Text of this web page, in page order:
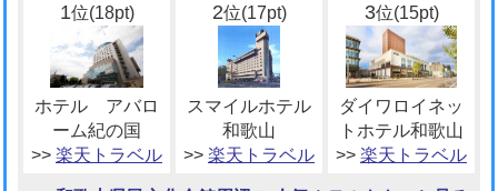
1位(18pt)
ホテル アバロ
ーム紀の国
>> 楽天トラベル
2位(17pt)
スマイルホテル
和歌山
>> 楽天トラベル
3位(15pt)
ダイワロイネッ
トホテル和歌山
>> 楽天トラベル